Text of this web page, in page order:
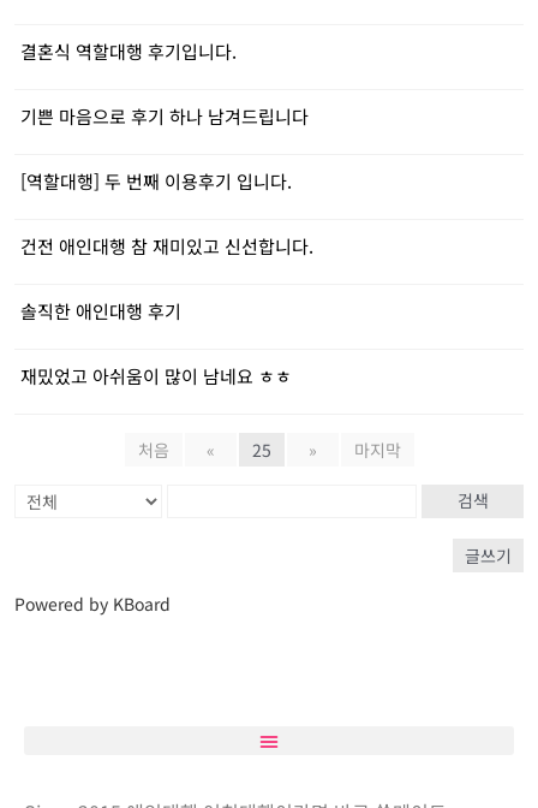
결혼식 역할대행 후기입니다.
기쁜 마음으로 후기 하나 남겨드립니다
[역할대행] 두 번째 이용후기 입니다.
건전 애인대행 참 재미있고 신선합니다.
솔직한 애인대행 후기
재밌었고 아쉬움이 많이 남네요 ㅎㅎ
처음 « 25 » 마지막
검색
글쓰기
Powered by KBoard